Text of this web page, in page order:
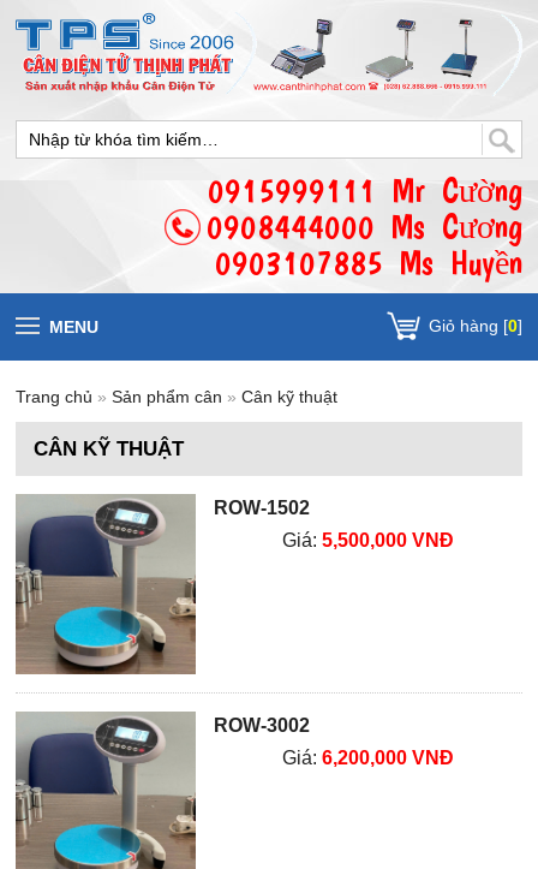
0915999111 Mr Cường
0908444000 Ms Cương
0903107885 Ms Huyền
MENU Giỏ hàng [0]
Trang chủ »Sản phẩm cân »Cân kỹ thuật
CÂN KỸ THUẬT
ROW-1502
Giá: 5,500,000 VNĐ
ROW-3002
Giá: 6,200,000 VNĐ